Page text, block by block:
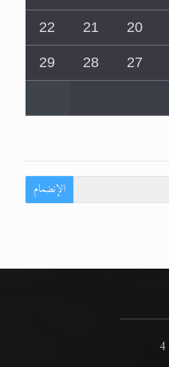
20
21
22
27
28
29
الإنضمام